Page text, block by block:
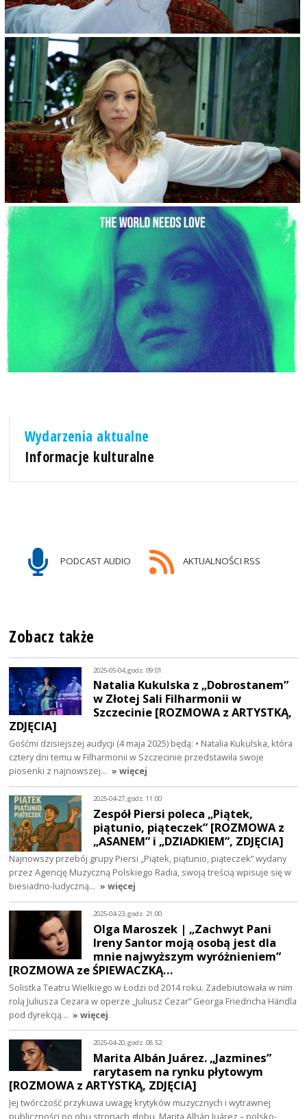
Wydarzenia aktualne
Informacje kulturalne
PODCAST AUDIO AKTUALNOŚCI RSS
Zobacz także
2025-05-04, godz. 09:01
Natalia Kukulska z „Dobrostanem”
w Złotej Sali Filharmonii w
Szczecinie [ROZMOWA z ARTYSTKĄ,
ZDJĘCIA]
Gośćmi dzisiejszej audycji (4 maja 2025) będą: • Natalia Kukulska, która
cztery dni temu w Filharmonii w Szczecinie przedstawiła swoje
piosenki z najnowszej… » więcej
2025-04-27, godz. 11:00
Zespół Piersi poleca „Piątek,
piątunio, piąteczek” [ROZMOWA z
„ASANEM” i „DZIADKIEM”, ZDJĘCIA]
Najnowszy przebój grupy Piersi „Piątek, piątunio, piąteczek” wydany
przez Agencję Muzyczną Polskiego Radia, swoją treścią wpisuje się w
biesiadno-ludyczną… » więcej
2025-04-23, godz. 21:00
Olga Maroszek | „Zachwyt Pani
Ireny Santor moją osobą jest dla
mnie najwyższym wyróżnieniem”
[ROZMOWA ze ŚPIEWACZKĄ…
Solistka Teatru Wielkiego w Łodzi od 2014 roku. Zadebiutowała w nim
rolą Juliusza Cezara w operze „Juliusz Cezar” Georga Friedricha Händla
pod dyrekcją… » więcej
2025-04-20, godz. 08:52
Marita Albán Juárez. „Jazmines”
rarytasem na rynku płytowym
[ROZMOWA z ARTYSTKĄ, ZDJĘCIA]
Jej twórczość przykuwa uwagę krytyków muzycznych i wytrawnej
publiczności po obu stronach globu. Marita Albán Juárez – polsko-